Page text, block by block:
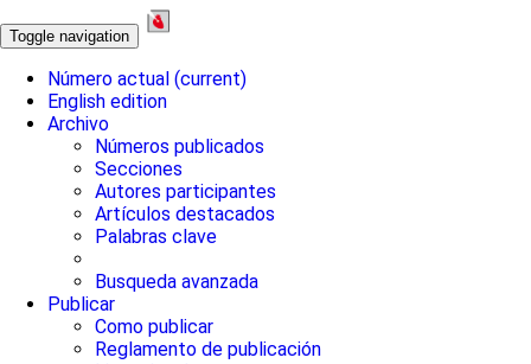
Toggle navigation
Número actual (current)
English edition
Archivo
Números publicados
Secciones
Autores participantes
Artículos destacados
Palabras clave
Busqueda avanzada
Publicar
Como publicar
Reglamento de publicación